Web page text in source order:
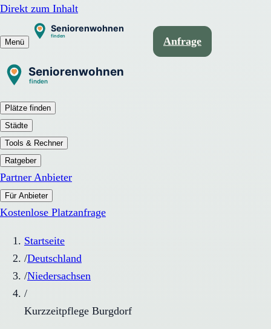
Direkt zum Inhalt
Menü Anfrage
Plätze finden
Städte
Tools & Rechner
Ratgeber
Partner Anbieter
Für Anbieter
Kostenlose Platzanfrage
Startseite
/Deutschland
/Niedersachsen
/
Kurzzeitpflege Burgdorf